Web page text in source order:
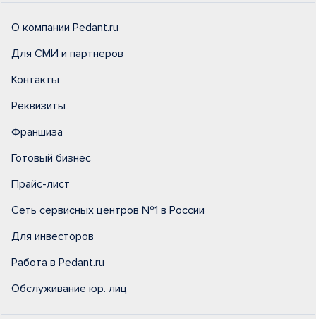
О компании Pedant.ru
Для СМИ и партнеров
Контакты
Реквизиты
Франшиза
Готовый бизнес
Прайс-лист
Сеть сервисных центров №1 в России
Для инвесторов
Работа в Pedant.ru
Обслуживание юр. лиц